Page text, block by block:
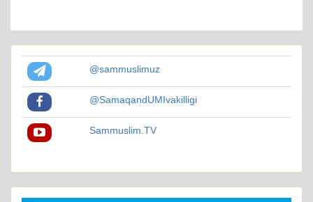
@sammuslimuz
@SamaqandUMIvakilligi
Sammuslim.TV